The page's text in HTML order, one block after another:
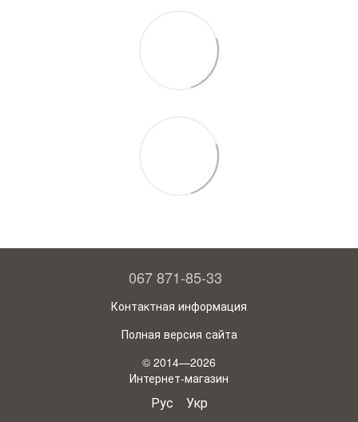
067 871-85-33
Контактная информация
Полная версия сайта
© 2014—2026
Интернет-магазин
Рус Укр